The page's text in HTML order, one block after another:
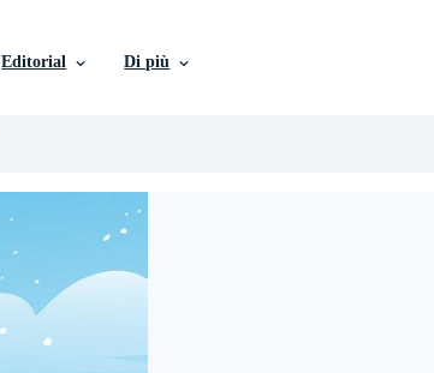
Editorial Di più